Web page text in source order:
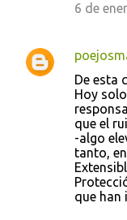
6 de
De esta
Hoy
que el
-algo
tanto,
que han